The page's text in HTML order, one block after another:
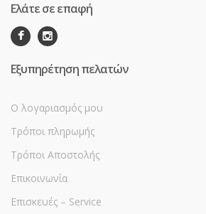
Ελάτε σε επαφή
Εξυπηρέτηση πελατών
Ο λογαριασμός μου
Τρόποι πληρωμής
Τρόποι Αποστολής
Επικοινωνία
Επισκευές – Service